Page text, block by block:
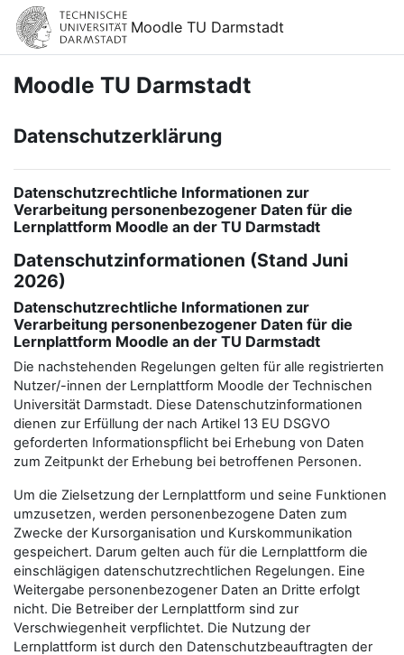
Zum Hauptinhalt
Moodle TU Darmstadt
Moodle TU Darmstadt
Datenschutzerklärung
Datenschutzrechtliche Informationen zur
Verarbeitung personenbezogener Daten für die
Lernplattform Moodle an der TU Darmstadt
Datenschutzinformationen (Stand Juni
2026)
Datenschutzrechtliche Informationen zur
Verarbeitung personenbezogener Daten für die
Lernplattform Moodle an der TU Darmstadt
Die nachstehenden Regelungen gelten für alle registrierten
Nutzer/-innen der Lernplattform Moodle der Technischen
Universität Darmstadt. Diese Datenschutzinformationen
dienen zur Erfüllung der nach Artikel 13 EU DSGVO
geforderten Informationspflicht bei Erhebung von Daten
zum Zeitpunkt der Erhebung bei betroffenen Personen.
Um die Zielsetzung der Lernplattform und seine Funktionen
umzusetzen, werden personenbezogene Daten zum
Zwecke der Kursorganisation und Kurskommunikation
gespeichert. Darum gelten auch für die Lernplattform die
einschlägigen datenschutzrechtlichen Regelungen. Eine
Weitergabe personenbezogener Daten an Dritte erfolgt
nicht. Die Betreiber der Lernplattform sind zur
Verschwiegenheit verpflichtet. Die Nutzung der
Lernplattform ist durch den Datenschutzbeauftragten der